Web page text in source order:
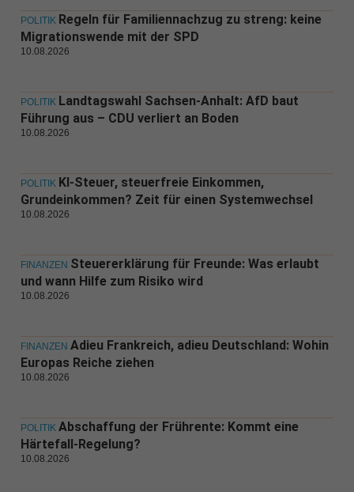
POLITIK Regeln für Familiennachzug zu streng: keine
Migrationswende mit der SPD
10.08.2026
POLITIK Landtagswahl Sachsen-Anhalt: AfD baut
Führung aus – CDU verliert an Boden
10.08.2026
POLITIK KI-Steuer, steuerfreie Einkommen,
Grundeinkommen? Zeit für einen Systemwechsel
10.08.2026
FINANZEN Steuererklärung für Freunde: Was erlaubt
und wann Hilfe zum Risiko wird
10.08.2026
FINANZEN Adieu Frankreich, adieu Deutschland: Wohin
Europas Reiche ziehen
10.08.2026
POLITIK Abschaffung der Frührente: Kommt eine
Härtefall-Regelung?
10.08.2026